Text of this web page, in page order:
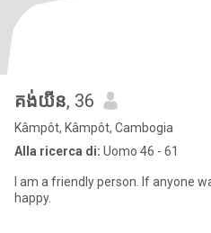
គង់យីន, 36
Kâmpôt, Kâmpôt, Cambogia
Alla ricerca di: Uomo 46 - 61
I am a friendly person. If anyone
happy.